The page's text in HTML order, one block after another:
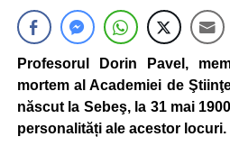
Profesorul Dorin Pavel,
mortem al Academiei de
născut la Sebeş, la 31 mai
personalități ale acestor locuri.